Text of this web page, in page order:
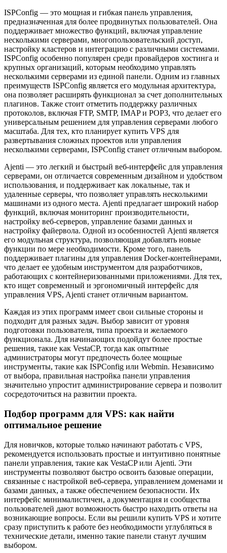
ISPConfig — это мощная и гибкая панель управления,
предназначенная для более продвинутых пользователей. Она
поддерживает множество функций, включая управление
несколькими серверами, многопользовательский доступ,
настройку кластеров и интеграцию с различными системами.
ISPConfig особенно популярен среди провайдеров хостинга и
крупных организаций, которым необходимо управлять
несколькими серверами из единой панели. Одним из главных
преимуществ ISPConfig является его модульная архитектура,
она позволяет расширять функционал за счет дополнительных
плагинов. Также стоит отметить поддержку различных
протоколов, включая FTP, SMTP, IMAP и POP3, что делает его
универсальным решением для управления серверами любого
масштаба. Для тех, кто планирует купить VPS для
развертывания сложных проектов или управления
несколькими серверами, ISPConfig станет отличным выбором.
Ajenti — это легкий и быстрый веб-интерфейс для управления
серверами, он отличается современным дизайном и удобством
использования, и поддерживает как локальные, так и
удаленные серверы, что позволяет управлять несколькими
машинами из одного места. Ajenti предлагает широкий набор
функций, включая мониторинг производительности,
настройку веб-серверов, управление базами данных и
настройку файервола. Одной из особенностей Ajenti является
его модульная структура, позволяющая добавлять новые
функции по мере необходимости. Кроме того, панель
поддерживает плагины для управления Docker-контейнерами,
что делает ее удобным инструментом для разработчиков,
работающих с контейнеризованными приложениями. Для тех,
кто ищет современный и эргономичный интерфейс для
управления VPS, Ajenti станет отличным вариантом.
Каждая из этих программ имеет свои сильные стороны и
подходит для разных задач. Выбор зависит от уровня
подготовки пользователя, типа проекта и желаемого
функционала. Для начинающих подойдут более простые
решения, такие как VestaCP, тогда как опытные
администраторы могут предпочесть более мощные
инструменты, такие как ISPConfig или Webmin. Независимо
от выбора, правильная настройка панели управления
значительно упростит администрирование сервера и позволит
сосредоточиться на развитии проекта.
Подбор программ для VPS: как найти
оптимальное решение
Для новичков, которые только начинают работать с VPS,
рекомендуется использовать простые и интуитивно понятные
панели управления, такие как VestaCP или Ajenti. Эти
инструменты позволяют быстро освоить базовые операции,
связанные с настройкой веб-сервера, управлением доменами и
базами данных, а также обеспечением безопасности. Их
интерфейс минималистичен, а документация и сообщества
пользователей дают возможность быстро находить ответы на
возникающие вопросы. Если вы решили купить VPS и хотите
сразу приступить к работе без необходимости углубляться в
технические детали, именно такие панели станут лучшим
выбором.